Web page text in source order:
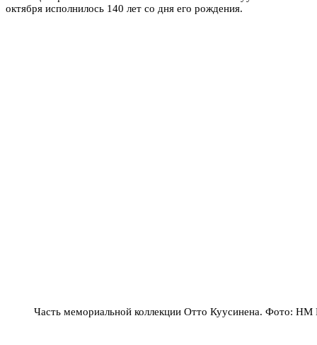
октября исполнилось 140 лет со дня его рождения.
Часть мемориальной коллекции Отто Куусинена. Фото: НМ